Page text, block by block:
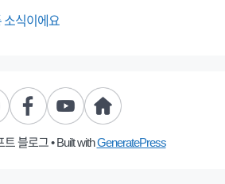
소식이에요
트 블로그• Built withGeneratePress